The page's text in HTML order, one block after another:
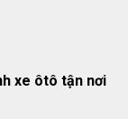
xe ôtô tận nơi